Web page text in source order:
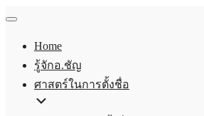
Home
รู้จักอ.ชัญ
ศาสตร์ในการตั้งชื่อ